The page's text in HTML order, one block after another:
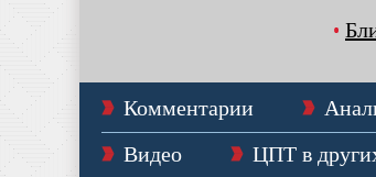
Комментарии
Видео
ЦПТ в